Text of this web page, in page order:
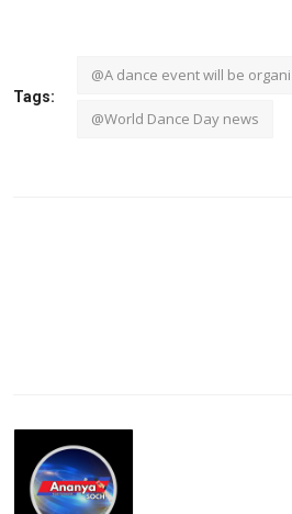
Tags:
@A dance event will be
@World Dance Day news